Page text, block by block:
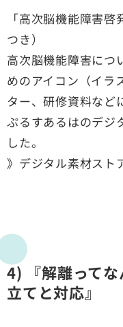
「高次脳機能障害
つき）
高次脳機能障害につ
めのアイコン（イラ
ター、研修資料など
ぷるすあるはのデジ
した。
》デジタル素材スト
4) 『解離って
立てと対応』